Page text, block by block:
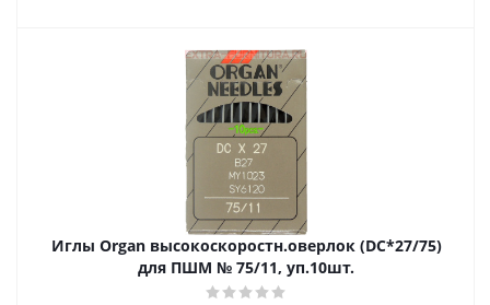
Иглы Organ высокоскоростн.оверлок (DC*27/75)
для ПШМ № 75/11, уп.10шт.